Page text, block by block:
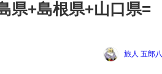
県+島根県+山口県=
旅人 五郎八